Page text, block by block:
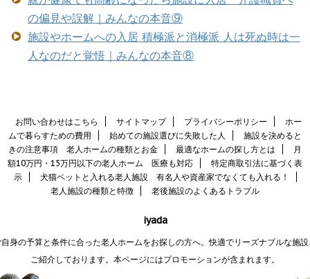
の偏見や誤解｜みんなの本音⑨
施設やホームへの入居 積極派と消極派 人は死ぬ時は一
人なのだと覚悟｜みんなの本音⑧
お問い合わせはこちら サイトマップ プライバシーポリシー
ホー
ムで暮らすための費用
始めての施設選びに失敗した人
施設を決めると
きの注意事項 老人ホームの種類とお金
最適なホームの探し方とは
月
額10万円・15万円以下の老人ホーム 医療も対応
特定商取引法に基づく表
示
犬猫ペットと入れる老人施設 有名人や資産家でなくても入れる！
老人施設の種類と特徴
老後施設のよくあるトラブル
iyada
身の予算と条件に合った老人ホームをお探しの方へ。快適でリーズナブルな施
ご紹介しております。本ページにはプロモーションが含まれます。